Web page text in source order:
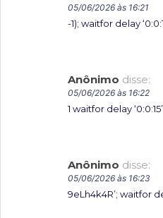
05/06/2026 às 16:21
-1); waitfor delay
Anônimo disse:
05/06/2026 às 16:22
1 waitfor delay
Anônimo disse:
05/06/2026 às 16:23
9eLh4k4R’; waitfor